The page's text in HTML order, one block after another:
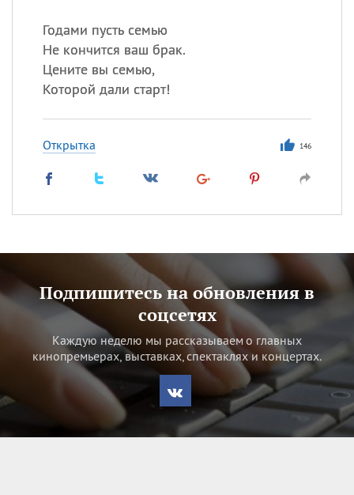
Годами пусть семью
Не кончится ваш брак.
Цените вы семью,
Которой дали старт!
Открытка 146
Подпишитесь на обновления в
соцсетях
Каждую неделю мы рассказываем о главных
кинопремьерах, выставках, спектаклях и концертах.